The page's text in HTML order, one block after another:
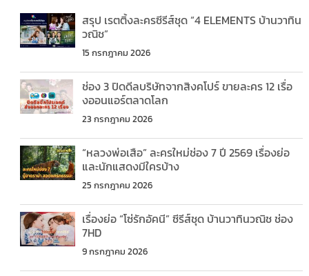
สรุป เรตติ้งละครซีรีส์ชุด “4 ELEMENTS บ้านวาทิน
วณิช”
15 กรกฎาคม 2026
ช่อง 3 ปิดดีลบริษัทจากสิงคโปร์ ขายละคร 12 เรื่อ
งออนแอร์ตลาดโลก
23 กรกฎาคม 2026
“หลวงพ่อเสือ” ละครใหม่ช่อง 7 ปี 2569 เรื่องย่อ
และนักแสดงมีใครบ้าง
25 กรกฎาคม 2026
เรื่องย่อ “โซ่รักอัคนี” ซีรีส์ชุด บ้านวาทินวณิช ช่อง
7HD
9 กรกฎาคม 2026